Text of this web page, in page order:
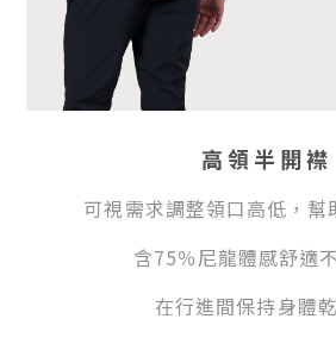
高領半開襟
可視需求調整領口高低，幫
含75％尼龍體感舒適
在行進間保持身體